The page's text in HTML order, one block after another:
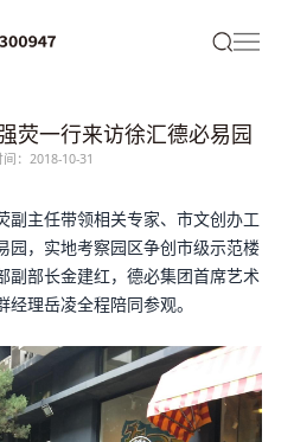
荧一行来访徐汇德必易园
：2018-10-31
副主任带领相关专家、市文创办工
园，实地考察园区争创市级示范楼
副部长金建红，德必集团首席艺术
经理岳凌全程陪同参观。